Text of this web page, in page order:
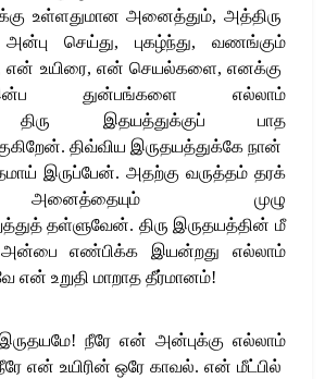
உள்ளதுமான அனைத்தும்,அத்திரு
அன்பு செய்து, புகழ்ந்து, வணங்கும்
என் உயிரை, என் செயல்களை,எனக்கு
துன்பங்களை எல்லாம்
திரு இதயத்துக்குப்
பாத
. திவ்விய இருதயத்துக்கே நான்
இருப்பேன். அதற்கு வருத்தம் தரக்
அனைத்தையும்
முழு
தள்ளுவேன். திரு இருதயத்தின் மீ
அன்பை எண்பிக்க இயன்றது எல்லாம்
என் உறுதி மாறாத தீர்மானம்!
இருதயமே! நீரே என் அன்புக்கு எல்லாம்
என் உயிரின் ஒரே காவல்.என் மீட்பில்